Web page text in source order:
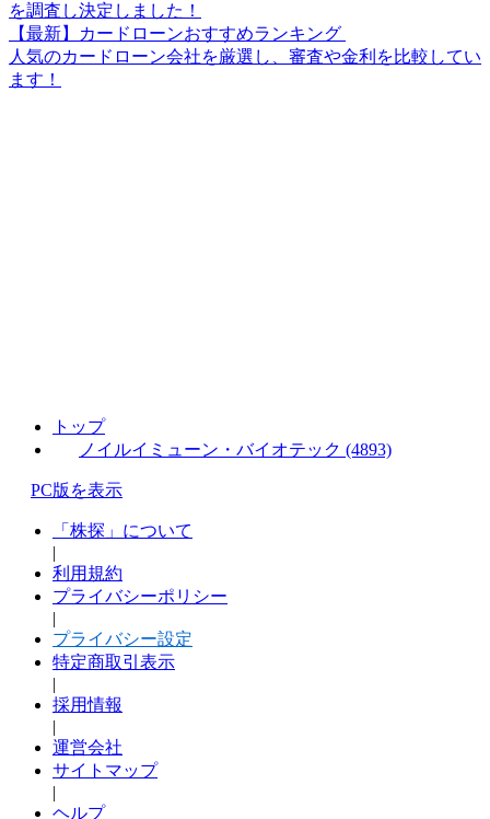
を調査し決定しました！
【最新】カードローンおすすめランキング
人気のカードローン会社を厳選し、審査や金利を比較してい
ます！
トップ
ノイルイミューン・バイオテック (4893)
PC版を表示
「株探」について
|
利用規約
プライバシーポリシー
|
プライバシー設定
特定商取引表示
|
採用情報
|
運営会社
サイトマップ
|
ヘルプ